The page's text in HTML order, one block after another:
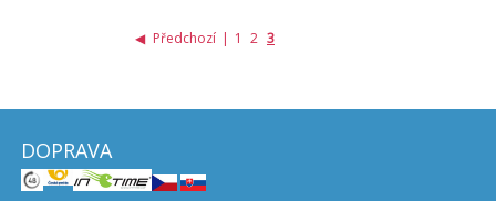
◀ Předchozí | 1 2 3
DOPRAVA